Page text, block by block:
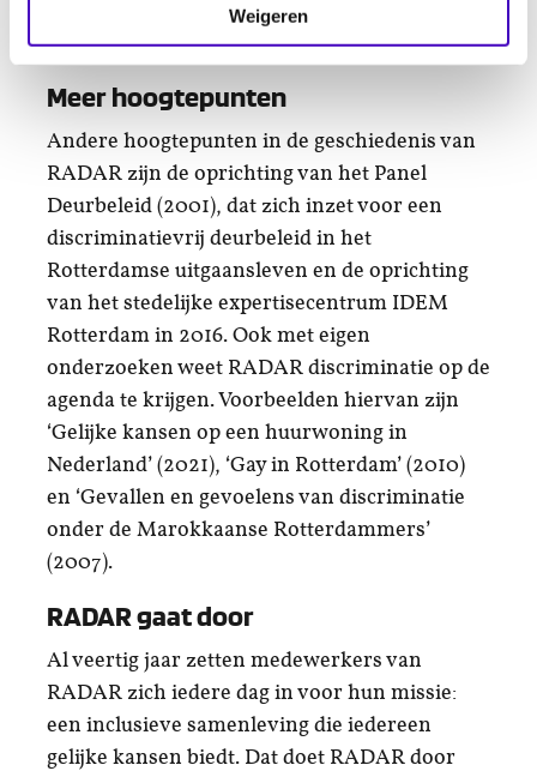
Weigeren
in Rotterdam, Tilburg, ’s-Hertogenbosch en
Eindhoven.
Meer hoogtepunten
Andere hoogtepunten in de geschiedenis van
RADAR zijn de oprichting van het Panel
Deurbeleid (2001), dat zich inzet voor een
discriminatievrij deurbeleid in het
Rotterdamse uitgaansleven en de oprichting
van het stedelijke expertisecentrum IDEM
Rotterdam in 2016. Ook met eigen
onderzoeken weet RADAR discriminatie op de
agenda te krijgen. Voorbeelden hiervan zijn
‘Gelijke kansen op een huurwoning in
Nederland’ (2021), ‘Gay in Rotterdam’ (2010)
en ‘Gevallen en gevoelens van discriminatie
onder de Marokkaanse Rotterdammers’
(2007).
RADAR gaat door
Al veertig jaar zetten medewerkers van
RADAR zich iedere dag in voor hun missie:
een inclusieve samenleving die iedereen
gelijke kansen biedt. Dat doet RADAR door